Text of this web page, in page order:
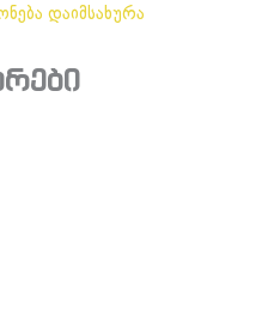
დაიმსახურა